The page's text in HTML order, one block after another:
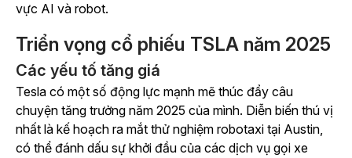
vực AI và robot.
Triển vọng cổ phiếu TSLA năm 2025
Các yếu tố tăng giá
Tesla có một số động lực mạnh mẽ thúc đẩy câu
chuyện tăng trưởng năm 2025 của mình. Diễn biến thú vị
nhất là kế hoạch ra mắt thử nghiệm robotaxi tại Austin,
có thể đánh dấu sự khởi đầu của các dịch vụ gọi xe